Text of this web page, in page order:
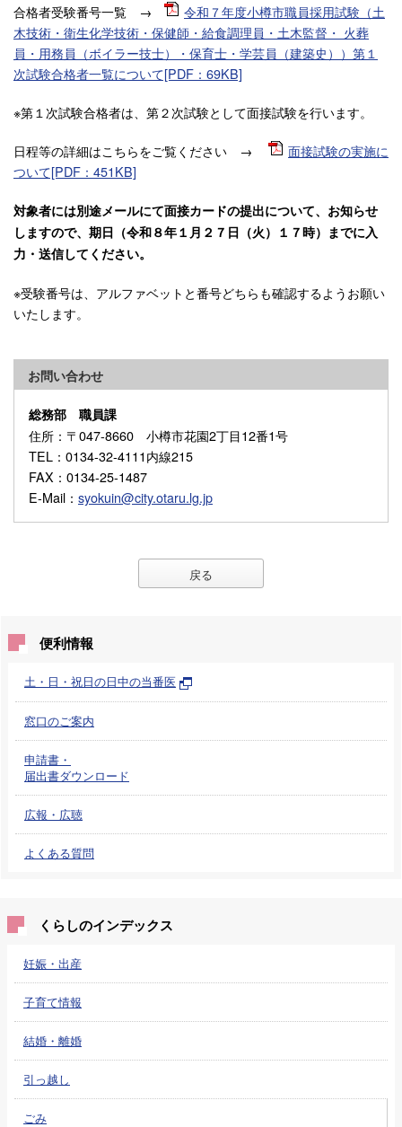
合格者受験番号一覧 →
令和７年度小樽市職員採用試験（土
木技術・衛生化学技術・保健師・給食調理員・土木監督・ 火葬
員・用務員（ボイラー技士）・保育士・学芸員（建築史））第１
次試験合格者一覧について[PDF：69KB]
※第１次試験合格者は、第２次試験として面接試験を行います。
日程等の詳細はこちらをご覧ください →
面接試験の実施に
ついて[PDF：451KB]
対象者には別途メールにて面接カードの提出について、お知らせ
しますので、期日（令和８年１月２７日（火）１７時）までに入
力・送信してください。
※受験番号は、アルファベットと番号どちらも確認するようお願い
いたします。
お問い合わせ
総務部 職員課
住所 ：〒047-8660 小樽市花園2丁目12番1号
TEL ：0134-32-4111内線215
FAX ：0134-25-1487
E-Mail ： syokuin@city.otaru.lg.jp
戻る
便利情報
土・日・祝日の日中の当番医
窓口のご案内
申請書・
届出書ダウンロード
広報・広聴
よくある質問
くらしのインデックス
妊娠・出産
子育て情報
結婚・離婚
引っ越し
ごみ